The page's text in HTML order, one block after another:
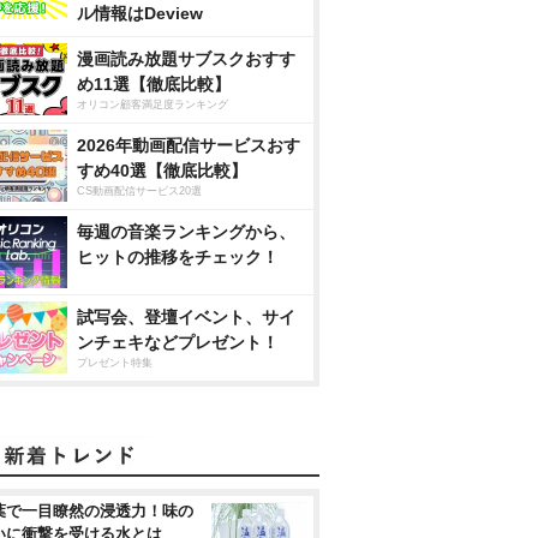
ル情報はDeview
漫画読み放題サブスクおすす
め11選【徹底比較】
オリコン顧客満足度ランキング
2026年動画配信サービスおす
すめ40選【徹底比較】
CS動画配信サービス20選
毎週の音楽ランキングから、
ヒットの推移をチェック！
試写会、登壇イベント、サイ
ンチェキなどプレゼント！
プレゼント特集
で一目瞭然の浸透力！味の
に衝撃を受ける水とは